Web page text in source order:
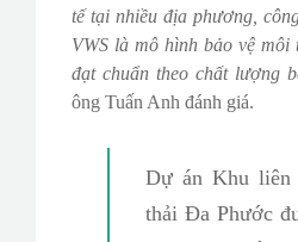
tế tại nhiều địa phương,
VWS là mô hình bảo vệ
đạt chuẩn theo chất lượng
ông Tuấn Anh đánh giá.
Dự án Khu
thải Đa Phước